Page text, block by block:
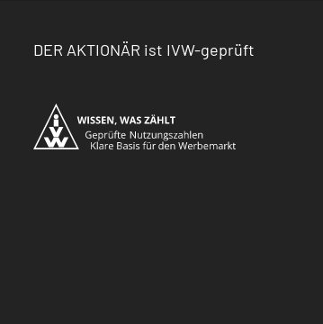
DER AKTIONÄR ist IVW-geprüft